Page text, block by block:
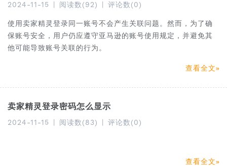
2024-11-15 阅读数(92) 评论数(0)
使用卖家精灵登录同一账号不会产生关联问题。然而，为了确
保账号安全，用户仍应遵守亚马逊的账号使用规定，并避免其
他可能导致账号关联的行为。
查看全文
卖家精灵登录密码怎么显示
2024-11-15 阅读数(83) 评论数(0)
查看全文